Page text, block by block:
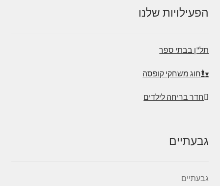
הפעילויות שלנו
תל"ן בבתי ספר
חוג משחקי קופסה
חדר בריחה לילדים
גבעתיים
גבעתיים